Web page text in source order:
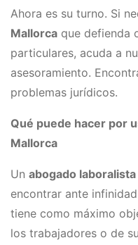
Ahora es su turno. Si
Mallorca que defienda
particulares, acuda a
asesoramiento.
problemas jurídicos.
Qué puede hacer por
Mallorca
Un ​abogado
encontrar ante
tiene como máximo
los trabajadores o de